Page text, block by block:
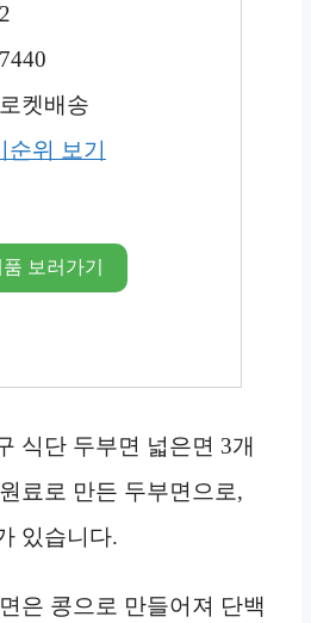
켓배송
위 보기
보러가기
식단 두부면 넓은면 3개
료로 만든 두부면으로,
있습니다.
은 콩으로 만들어져 단백